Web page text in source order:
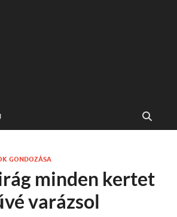
GONDOZÁSA
minden kertet
varázsol